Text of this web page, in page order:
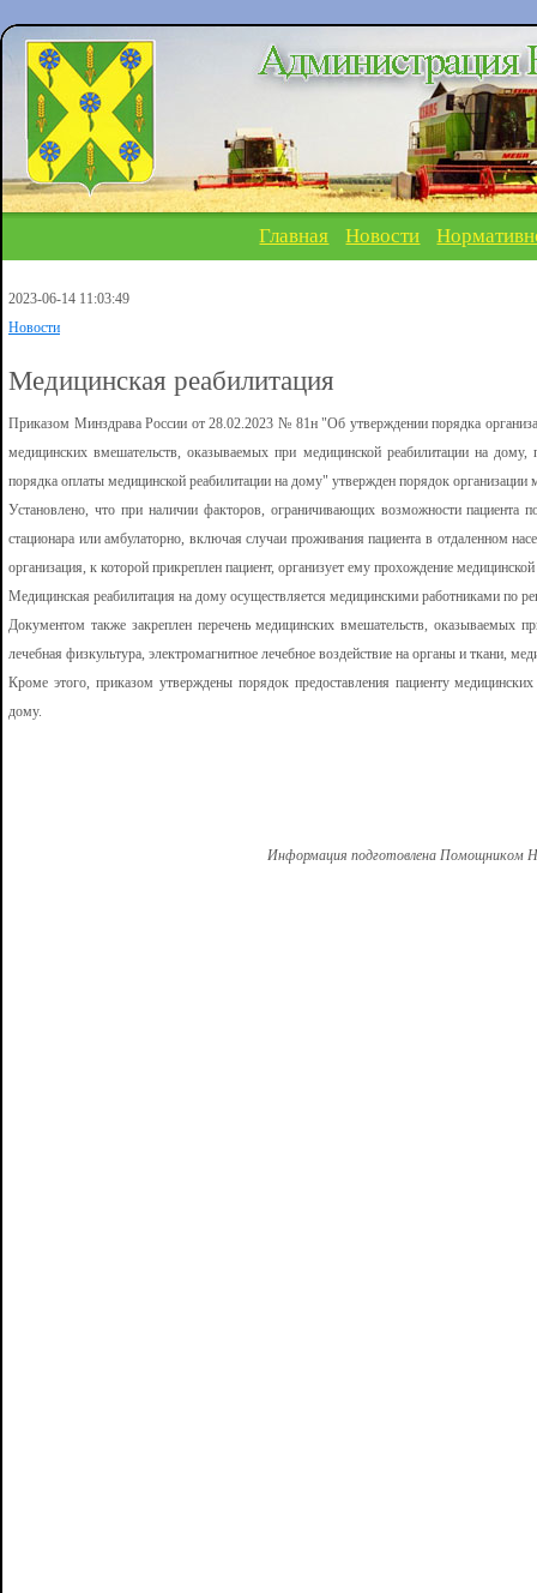
Главная Новости
2023-06-14 11:03:49
Новости
Медицинская реабилитация
Приказом Минздрава России от 28.02.2023 № 81н "Об утверждении порядка
медицинских вмешательств, оказываемых при медицинской реабилитации на дому,
порядка оплаты медицинской реабилитации на дому" утвержден порядок организации
Установлено, что при наличии факторов, ограничивающих возможности пациента
стационара или амбулаторно, включая случаи проживания пациента в отдаленном
организация, к которой прикреплен пациент, организует ему прохождение
Медицинская реабилитация на дому осуществляется медицинскими работниками по
Документом также закреплен перечень медицинских вмешательств, оказываемых
лечебная физкультура, электромагнитное лечебное воздействие на органы и ткани,
Кроме этого, приказом утверждены порядок предоставления пациенту
дому.
Информация подготовлена Помощником